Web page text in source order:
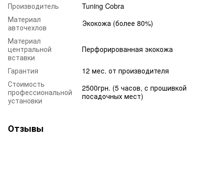
Производитель
Tuning Cobra
Материал
авточехлов
Экокожа (более 80%)
Материал
центральной
вставки
Перфорированная экокожа
Гарантия
12 мес. от производителя
Стоимость
профессиональной
установки
2500грн. (5 часов, с прошивкой
посадочных мест)
Отзывы